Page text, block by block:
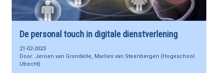
De personal touch in digitale dienstverlening
21-02-2023
Jeroen van Grondelle, Marlies van Steenbergen (Hogeschool
Utrecht)